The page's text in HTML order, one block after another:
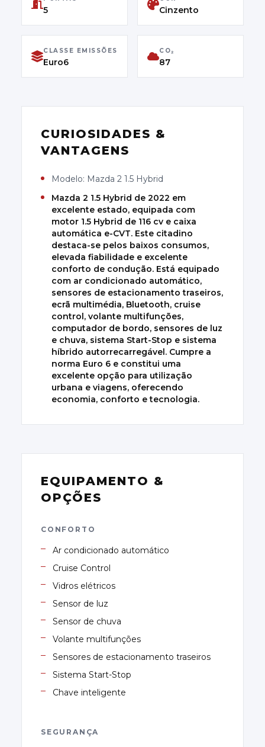
CLASSE DE EMISSÕES
Euro6
5 Cinzento
CLASSE EMISSÕES
Euro6
CO₂
87
CURIOSIDADES &
VANTAGENS
Modelo: Mazda 2 1.5 Hybrid
Mazda 2 1.5 Hybrid de 2022 em
excelente estado, equipada com
motor 1.5 Hybrid de 116 cv e caixa
automática e-CVT. Este citadino
destaca-se pelos baixos consumos,
elevada fiabilidade e excelente
conforto de condução. Está equipado
com ar condicionado automático,
sensores de estacionamento traseiros,
ecrã multimédia, Bluetooth, cruise
control, volante multifunções,
computador de bordo, sensores de luz
e chuva, sistema Start-Stop e sistema
híbrido autorrecarregável. Cumpre a
norma Euro 6 e constitui uma
excelente opção para utilização
urbana e viagens, oferecendo
economia, conforto e tecnologia.
EQUIPAMENTO &
OPÇÕES
CONFORTO
Ar condicionado automático
Cruise Control
Vidros elétricos
Sensor de luz
Sensor de chuva
Volante multifunções
Sensores de estacionamento traseiros
Sistema Start-Stop
Chave inteligente
SEGURANÇA